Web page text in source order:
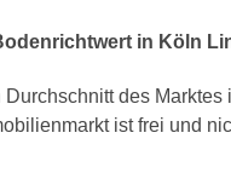
in Köln
des
ist frei und